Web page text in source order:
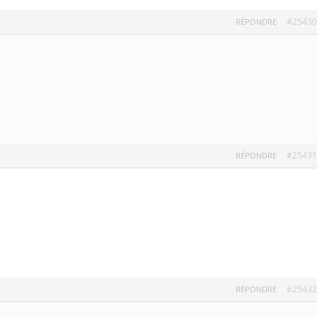
#25430
RÉPONDRE
#25431
RÉPONDRE
#25432
RÉPONDRE